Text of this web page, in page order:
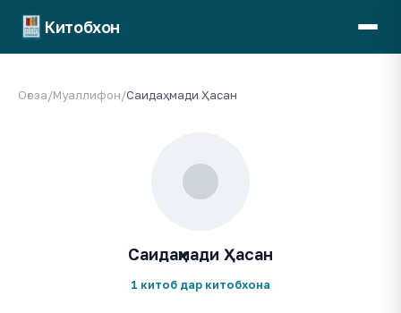
Китобхон
Оғоза/Муаллифон/Саидаҳмади Ҳасан
Саидаҳмади Ҳасан
1 китоб дар китобхона